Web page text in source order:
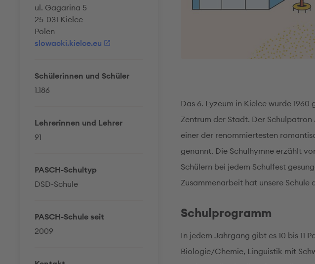
ul. Gagarina 5
25-031 Kielce
Polen
slowacki.kielce.eu
Schülerinnen und Schüler
1.186
Lehrerinnen und Lehrer
91
PASCH-Schultyp
DSD-Schule
PASCH-Schule seit
2009
Das 6. Lyzeum in Kielce wurde
Zentrum der Stadt. Der Schulpatron
einer der renommiertesten
genannt. Die Schulhymne erzählt
Schülern bei jedem Schulfest
Zusammenarbeit hat unsere Schule
Schulprogramm
In jedem Jahrgang gibt es 10 bis 11
Biologie/Chemie, Linguistik mit